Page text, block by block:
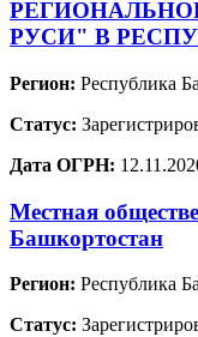
РУСИ" В
Регион: Республика
Статус:
Дата ОГРН:
Местная
Башкортостан
Регион: Республика
Статус: